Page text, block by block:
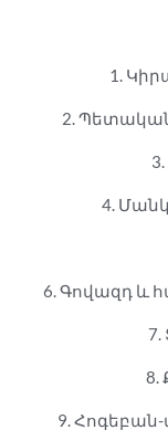
1.
2.
4.
6. Գովազդ և
7.
8.
9.